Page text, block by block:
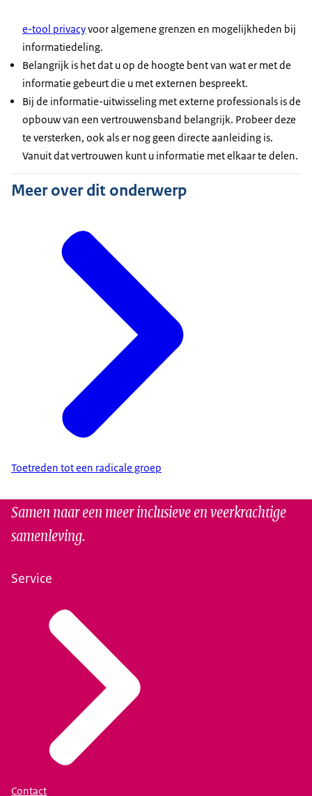
e-tool privacyvoor algemene grenzen en mogelijkheden bij
informatiedeling.
Belangrijk is het dat u op de hoogte bent van wat er met de
informatie gebeurt die u met externen bespreekt.
Bij de informatie-uitwisseling met externe professionals is de
opbouw van een vertrouwensband belangrijk. Probeer deze
te versterken, ook als er nog geen directe aanleiding is.
Vanuit dat vertrouwen kunt u informatie met elkaar te delen.
Meer over dit onderwerp
Toetreden tot een radicale groep
Samen naar een meer inclusieve en veerkrachtige
samenleving.
Service
Contact